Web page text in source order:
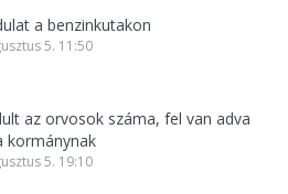
a benzinkutakon
5. 11:50
az orvosok száma, fel van adva
kormánynak
5. 19:10